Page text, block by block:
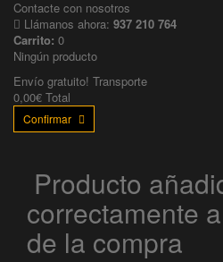
Contacte con nosotros
Llámanos ahora: 937 210 764
Carrito: 0
Ningún producto
Envío gratuito! Transporte
0,00€ Total
Confirmar
Producto
correctamente
de la compra